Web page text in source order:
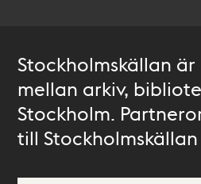
Stockholmskällan
mellan arkiv,
Stockholm.
till